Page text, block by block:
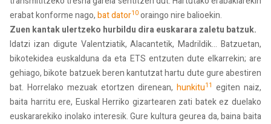
erabat konforme nago,bat dator10 oraingo nire balioekin.
Zuen kantak ulertzeko hurbildu dira euskarara zaletu batzuk.
Idatzi izan digute Valentziatik, Alacantetik, Madrildik... Batzuetan,
bikotekidea euskalduna da eta ETS entzuten dute elkarrekin; are
gehiago, bikote batzuek beren kantutzat hartu dute gure abestiren
bat. Horrelako mezuak etortzen direnean, hunkitu11 egiten naiz,
baita harritu ere, Euskal Herriko gizartearen zati batek ez duelako
euskararekiko inolako interesik. Gure kultura geurea da, baina baita